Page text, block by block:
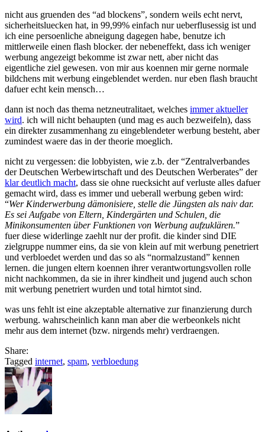
nicht aus gruenden des “ad blockens”, sondern weils echt nervt,
sicherheitsluecken hat, in 99,99% einfach nur ueberflusessig ist und
ich eine persoenliche abneigung dagegen habe, benutze ich
mittlerweile einen flash blocker. der nebeneffekt, dass ich weniger
werbung angezeigt bekomme ist zwar nett, aber nicht das
eigentliche ziel gewesen. von mir aus koennen mir gerne normale
bildchens mit werbung eingeblendet werden. nur eben flash braucht
dafuer echt kein mensch…
dann ist noch das thema netzneutralitaet, welches immer aktueller
wird. ich will nicht behaupten (und mag es auch bezweifeln), dass
ein direkter zusammenhang zu eingeblendeter werbung besteht, aber
zumindest waere das in der theorie moeglich.
nicht zu vergessen: die lobbyisten, wie z.b. der “Zentralverbandes
der Deutschen Werbewirtschaft und des Deutschen Werberates” der
klar deutlich macht, dass sie ohne ruecksicht auf verluste alles dafuer
gemacht wird, dass es immer und ueberall werbung geben wird:
“Wer Kinderwerbung dämonisiere, stelle die Jüngsten als naiv dar.
Es sei Aufgabe von Eltern, Kindergärten und Schulen, die
Minikonsumenten über Funktionen von Werbung aufzuklären.”
fuer diese widerlinge zaehlt nur der profit. die kinder sind DIE
zielgruppe nummer eins, da sie von klein auf mit werbung penetriert
und verbloedet werden und das so als “normalzustand” kennen
lernen. die jungen eltern koennen ihrer verantwortungsvollen rolle
nicht nachkommen, da sie in ihrer kindheit und jugend auch schon
mit werbung penetriert wurden und total hirntot sind.
was uns fehlt ist eine akzeptable alternative zur finanzierung durch
werbung. wahrscheinlich kann man aber die werbeonkels nicht
mehr aus dem internet (bzw. nirgends mehr) verdraengen.
Share:
Tagged internet, spam, verbloedung